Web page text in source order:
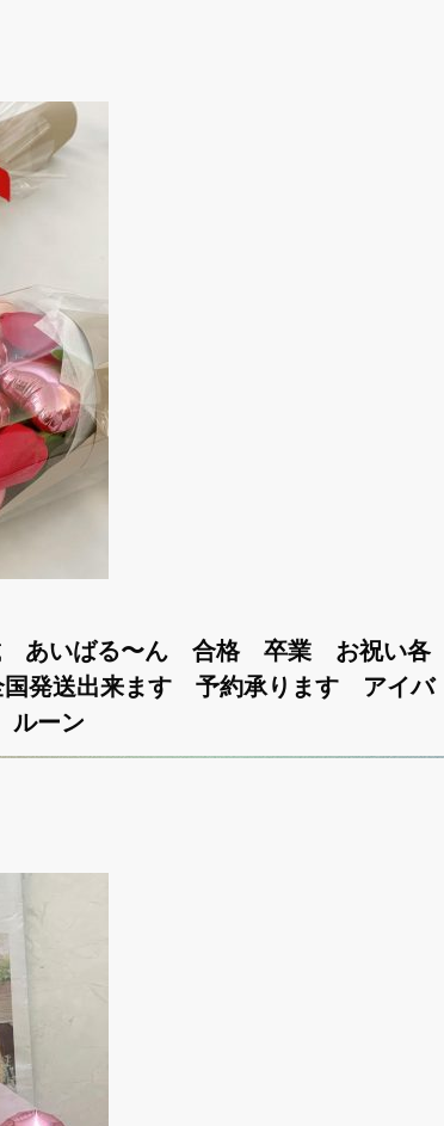
あいばる〜ん 合格 卒業 お祝い各
発送出来ます 予約承ります アイバ
ルーン